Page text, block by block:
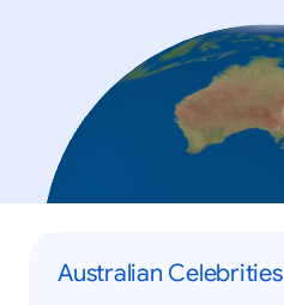
Australian Celebrities